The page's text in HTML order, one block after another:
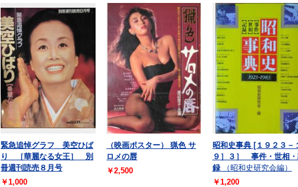
緊急追悼グラフ 美空ひば
り ［華麗なる女王］ 別
冊週刊読売８月号
￥1,000
（映画ポスター） 猟色 サ
ロメの唇
￥2,500
昭和史事典 [１９２３－
９］３］ 事件・世相
録
（昭和史研究会編）
￥1,200